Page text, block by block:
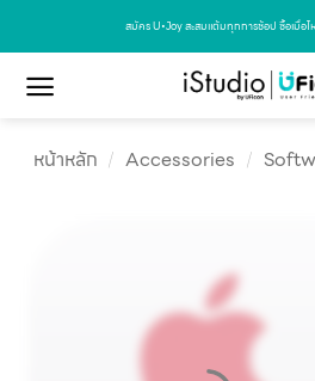
สมัคร U•Joy สะสมแต้มทุกการช้อป ซื้อเมื่อไ
หน้าหลัก / Accessories /